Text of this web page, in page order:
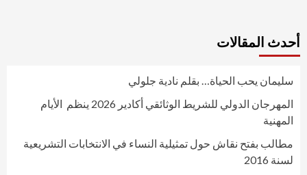
أحدث المقالات
سليمان يحب الحياة… بقلم نادية جلولي
المهرجان الدولي للشريط الوثائقي أكادير 2026 ينظم الأيام
المهنية
مطالب بفتح نقاش حول تمثيلية النساء في الانتخابات التشريعية
لسنة 2016